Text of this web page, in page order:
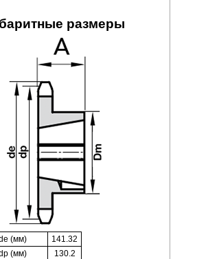
размеры
(мм)
141.32
(мм)
130.2